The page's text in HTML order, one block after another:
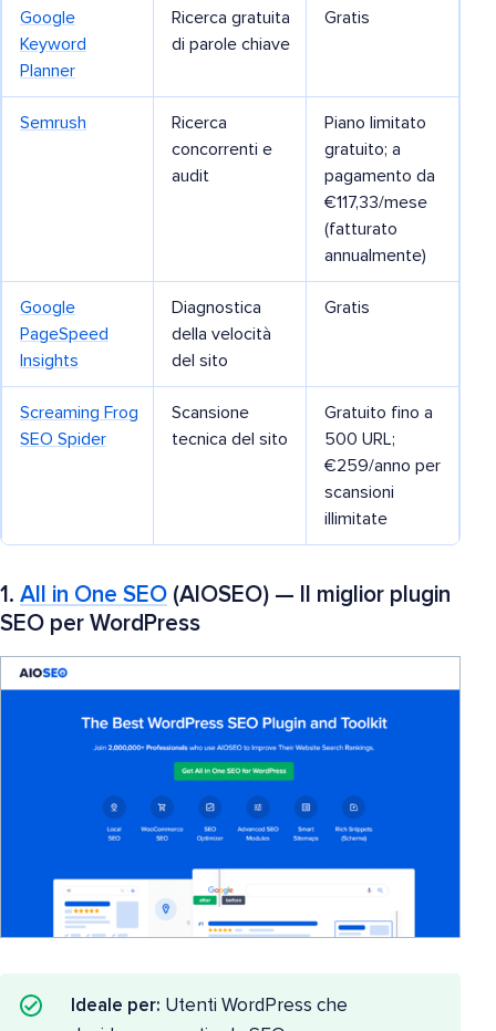
Google
Keyword
Planner
Ricerca gratuita
di parole chiave
Gratis
Semrush
Ricerca
concorrenti e
audit
Piano limitato
gratuito; a
pagamento da
€117,33/mese
(fatturato
annualmente)
Google
PageSpeed
Insights
Diagnostica
della velocità
del sito
Gratis
Screaming Frog
SEO Spider
Scansione
tecnica del sito
Gratuito fino a
500 URL;
€259/anno per
scansioni
illimitate
1. All in One SEO (AIOSEO) — Il miglior plugin
SEO per WordPress
Ideale per: Utenti WordPress che